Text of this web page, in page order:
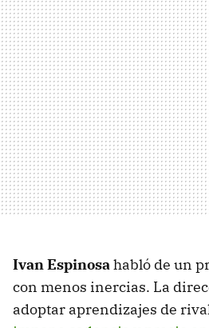
Ivan Espinosahabló de un
con menos inercias. La
adoptar aprendizajes de